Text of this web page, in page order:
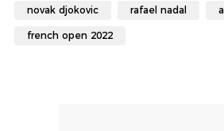
novak djokovic rafael nadal
french open 2022